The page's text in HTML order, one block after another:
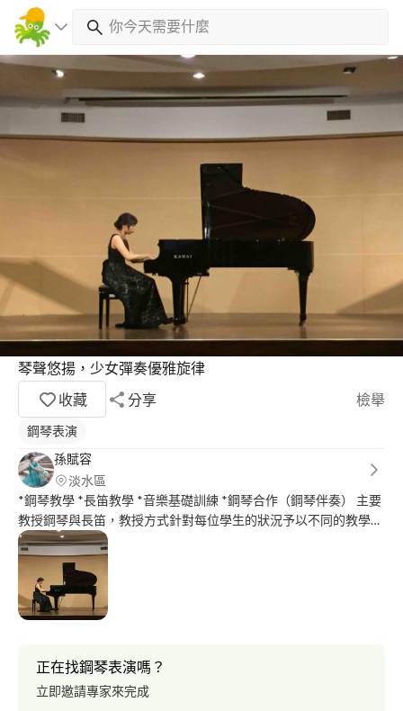
琴聲悠揚，少女彈奏優雅旋律
收藏
分享 檢舉
鋼琴表演
孫賦容
淡水區
*鋼琴教學 *長笛教學 *音樂基礎訓練 *鋼琴合作（鋼琴伴奏） 主要
教授鋼琴與長笛，教授方式針對每位學生的狀況予以不同的教學方
式。 學生能夠開心的學習音樂，是我教學的一大主旨。 我自幼開
始學琴，記得在音樂路上自己也是有很多的挫折期，但還是一一度
過了一道道難關。我希望讓想學琴的你，不要畏懼，讓我們一同突
破關卡，找到訣竅，讓音樂豐富你的人生！ ⭐️可直接與我聯絡
******** ID：*********
正在找鋼琴表演嗎？
立即邀請專家來完成